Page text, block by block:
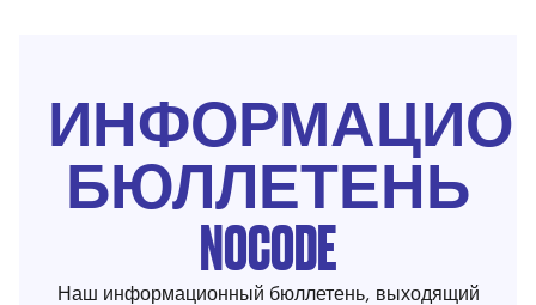
БЮЛЛЕТЕНЬ
NOCODE
Наш информационный бюллетень, выходящий